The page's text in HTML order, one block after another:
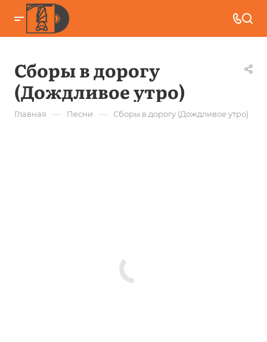
Сборы в дорогу
(Дождливое утро)
Главная — Песни — Сборы в дорогу (Дождливое утро)